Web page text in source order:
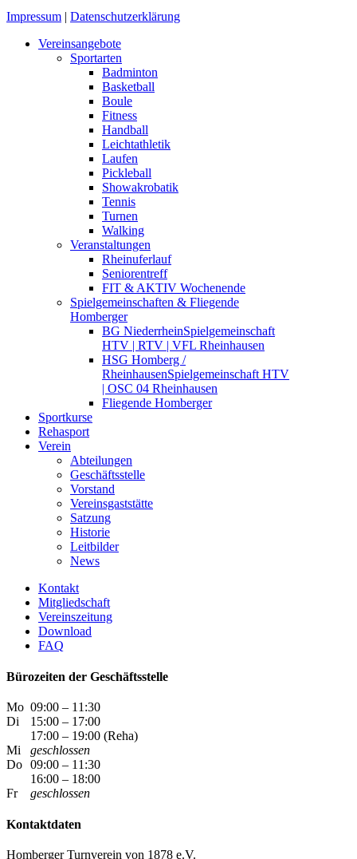
Impressum | Datenschutzerklärung
Close
Vereinsangebote
Sportarten
Badminton
Basketball
Boule
Fitness
Handball
Leichtathletik
Laufen
Pickleball
Showakrobatik
Tennis
Turnen
Walking
Veranstaltungen
Rheinuferlauf
Seniorentreff
FIT & AKTIV Wochenende
Spielgemeinschaften & Fliegende
Homberger
BG NiederrheinSpielgemeinschaft
HTV | RTV | VFL Rheinhausen
HSG Homberg /
RheinhausenSpielgemeinschaft HTV
| OSC 04 Rheinhausen
Fliegende Homberger
Sportkurse
Rehasport
Verein
Abteilungen
Geschäftsstelle
Vorstand
Vereinsgaststätte
Satzung
Historie
Leitbilder
News
Kontakt
Mitgliedschaft
Vereinszeitung
Download
FAQ
Bürozeiten der Geschäftsstelle
Mo 09:00 – 11:30
Di
15:00 – 17:00
17:00 – 19:00 (Reha)
Mi
geschlossen
Do 09:00 – 11:30
16:00 – 18:00
Fr
geschlossen
Kontaktdaten
Homberger Turnverein von 1878 e.V.